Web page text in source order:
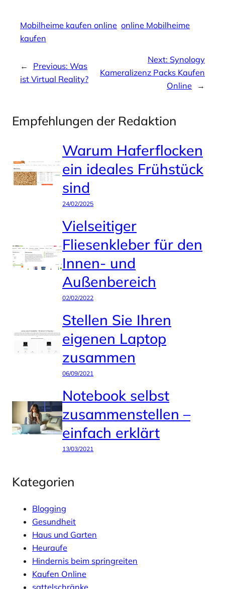
Mobilheime kaufen online online Mobilheime
kaufen
← Previous: Was
ist Virtual Reality?
Next: Synology
Kameralizenz Packs Kaufen
Online
→
Empfehlungen der Redaktion
Warum Haferflocken
ein ideales Frühstück
sind
24/02/2025
Vielseitiger
Fliesenkleber für den
Innen- und
Außenbereich
02/02/2022
Stellen Sie Ihren
eigenen Laptop
zusammen
06/09/2021
Notebook selbst
zusammenstellen –
einfach erklärt
13/03/2021
Kategorien
Blogging
Gesundheit
Haus und Garten
Heuraufe
Hindernis beim springreiten
Kaufen Online
sattelschränke